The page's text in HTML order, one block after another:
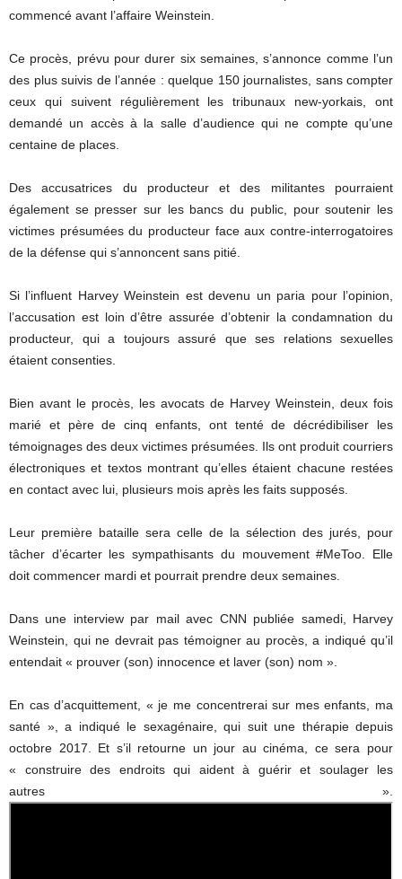
commencé avant l’affaire Weinstein.
Ce procès, prévu pour durer six semaines, s’annonce comme l’un
des plus suivis de l’année : quelque 150 journalistes, sans compter
ceux qui suivent régulièrement les tribunaux new-yorkais, ont
demandé un accès à la salle d’audience qui ne compte qu’une
centaine de places.
Des accusatrices du producteur et des militantes pourraient
également se presser sur les bancs du public, pour soutenir les
victimes présumées du producteur face aux contre-interrogatoires
de la défense qui s’annoncent sans pitié.
Si l’influent Harvey Weinstein est devenu un paria pour l’opinion,
l’accusation est loin d’être assurée d’obtenir la condamnation du
producteur, qui a toujours assuré que ses relations sexuelles
étaient consenties.
Bien avant le procès, les avocats de Harvey Weinstein, deux fois
marié et père de cinq enfants, ont tenté de décrédibiliser les
témoignages des deux victimes présumées. Ils ont produit courriers
électroniques et textos montrant qu’elles étaient chacune restées
en contact avec lui, plusieurs mois après les faits supposés.
Leur première bataille sera celle de la sélection des jurés, pour
tâcher d’écarter les sympathisants du mouvement #MeToo. Elle
doit commencer mardi et pourrait prendre deux semaines.
Dans une interview par mail avec CNN publiée samedi, Harvey
Weinstein, qui ne devrait pas témoigner au procès, a indiqué qu’il
entendait « prouver (son) innocence et laver (son) nom ».
En cas d’acquittement, « je me concentrerai sur mes enfants, ma
santé », a indiqué le sexagénaire, qui suit une thérapie depuis
octobre 2017. Et s’il retourne un jour au cinéma, ce sera pour
« construire des endroits qui aident à guérir et soulager les
autres ».